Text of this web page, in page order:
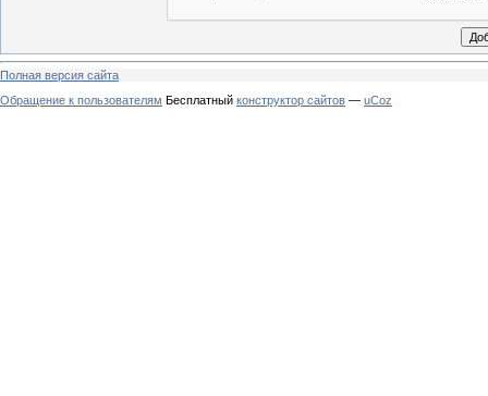
Полная версия сайта
Обращение к пользователям Бесплатный конструктор сайтов — uCoz